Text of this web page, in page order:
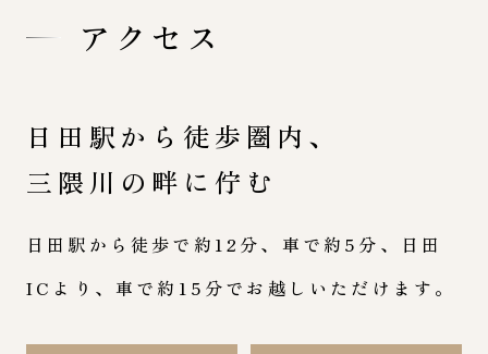
アクセス
日田駅から徒歩圏内、
三隈川の畔に佇む
日田駅から徒歩で約12分、車で約5分、
日田
ICより、車で約15分でお越しいただけます。